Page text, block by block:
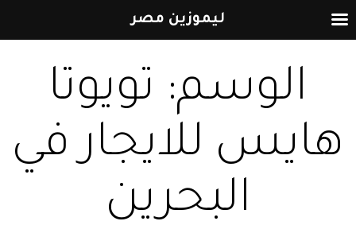
إلى
المحتوىالوسم: تويوتا
هايس للايجار في
البحرين
ليموزين مصر